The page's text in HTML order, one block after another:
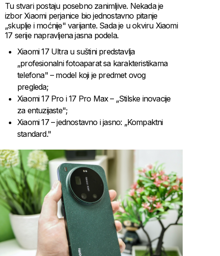
Tu stvari postaju posebno zanimljive. Nekada je
izbor Xiaomi perjanice bio jednostavno pitanje
„skuplje i moćnije" varijante. Sada je u okviru Xiaomi
17 serije napravljena jasna podela.
Xiaomi 17 Ultra u suštini predstavlja
„profesionalni fotoaparat sa karakteristikama
telefona" – model koji je predmet ovog
pregleda;
Xiaomi 17 Pro i 17 Pro Max – „Stilske inovacije
za entuzijaste";
Xiaomi 17 – jednostavno i jasno: „Kompaktni
standard."